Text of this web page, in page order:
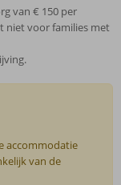
van € 150 per
niet voor families met
accommodatie
van de